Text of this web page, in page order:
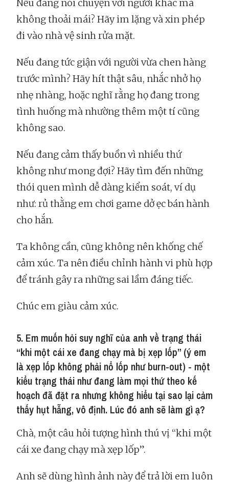
Nếu đang nói chuyện với người khác mà
không thoải mái? Hãy im lặng và xin phép
đi vào nhà vệ sinh rửa mặt.
Nếu đang tức giận với người vừa chen hàng
trước mình? Hãy hít thật sâu, nhắc nhở họ
nhẹ nhàng, hoặc nghĩ rằng họ đang trong
tình huống mà nhường thêm một tí cũng
không sao.
Nếu đang cảm thấy buồn vì nhiều thứ
không như mong đợi? Hãy tìm đến những
thói quen mình dễ dàng kiểm soát, ví dụ
như: rủ thằng em chơi game dở ẹc bán hành
cho hắn.
Ta không cần, cũng không nên khống chế
cảm xúc. Ta nên điều chỉnh hành vi phù hợp
để tránh gây ra những sai lầm đáng tiếc.
Chúc em giàu cảm xúc.
5. Em muốn hỏi suy nghĩ của anh về trạng thái
“khi một cái xe đang chạy mà bị xẹp lốp” (ý em
là xẹp lốp không phải nổ lốp như burn-out) - một
kiểu trạng thái như đang làm mọi thứ theo kế
hoạch đã đặt ra nhưng không hiểu tại sao lại cảm
thấy hụt hẫng, vô định. Lúc đó anh sẽ làm gì ạ?
Chà, một câu hỏi tượng hình thú vị “khi một
cái xe đang chạy mà xẹp lốp”.
Anh sẽ dùng hình ảnh này để trả lời em luôn